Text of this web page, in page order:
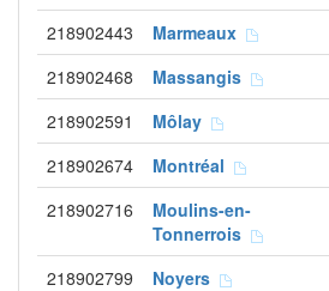
218902443 Marmeaux
218902468 Massangis
218902591 Môlay
218902674 Montréal
218902716
Moulins-en-
Tonnerrois
218902799 Noyers